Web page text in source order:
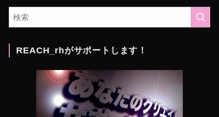
REACH_rhがサポートします！